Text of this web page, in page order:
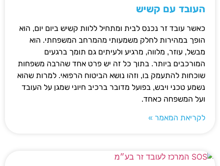
העובד עם קשיש
כאשר עובד זר נכנס לבית ומתחיל ללוות קשיש ביום יום, הוא
הופך במהירות לחלק משמעותי מהמרחב המשפחתי. הוא
מבשל, עוזר, מלווה, מרגיע ולעיתים גם תומך ברגעים
המורכבים ביותר. בתוך כל זה יש פרט אחד שהרבה משפחות
שוכחות להתעמק בו, וזהו נושא הביטוח הרפואי. למרות שהוא
נשמע טכני ויבש, בפועל מדובר ברכיב חיוני שמגן על העובד
ועל המשפחה כאחד.
לקריאת המאמר »